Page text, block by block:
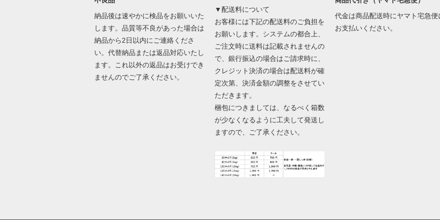
納品後は速やかに検品をお願いいた
します。品質等不良があった場合は
納品から2日以内にご連絡くださ
い。代替納品または返品対応いたし
ます。これ以外の返品はお受けでき
ませんのでご了承ください。
▼配送料について
お客様には下記の配送料のご負担を
お願いします。システムの都合上、
ご注文時に送料は記載されませんの
で、銀行振込の場合はご請求時に、
クレジット決済の場合は配送料が確
定次第、決済金額の調整をさせてい
ただきます。
梱包につきましては、なるべく箱数
が少なくなるように工夫して発送し
ますので、ご了承ください。
代金は商品配送時にヤマト宅急便
お支払いください。